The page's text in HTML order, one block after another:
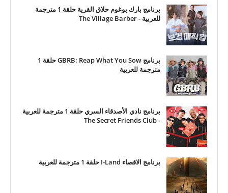
برنامج بارك بوغوم حلاق القرية حلقة 1 مترجمة
للعربية - The Village Barber
برنامج GBRB: Reap What You Sow حلقة 1
مترجمة للعربية
برنامج نادي الأصدقاء السري حلقة 1 مترجمة للعربية
- The Secret Friends Club
برنامج الاقصاء I-Land حلقة 1 مترجمة للعربية